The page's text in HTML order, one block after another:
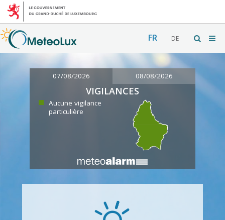
FR DE
07/08/2026 08/08/2026
VIGILANCES
Aucune vigilance
particulière